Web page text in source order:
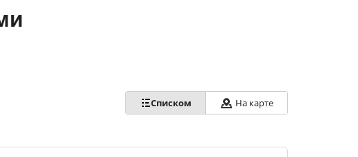
Списком На карте